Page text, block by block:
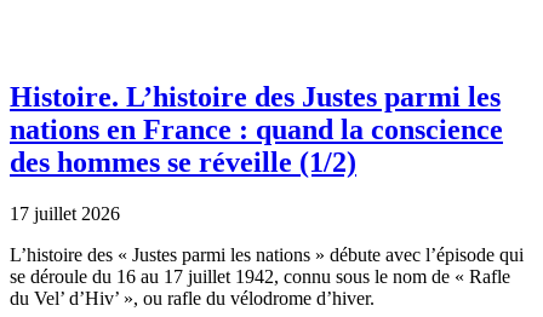
Histoire. L’histoire des Justes parmi les
nations en France : quand la conscience
des hommes se réveille (1/2)
17 juillet 2026
L’histoire des « Justes parmi les nations » débute avec l’épisode qui
se déroule du 16 au 17 juillet 1942, connu sous le nom de « Rafle
du Vel’ d’Hiv’ », ou rafle du vélodrome d’hiver.